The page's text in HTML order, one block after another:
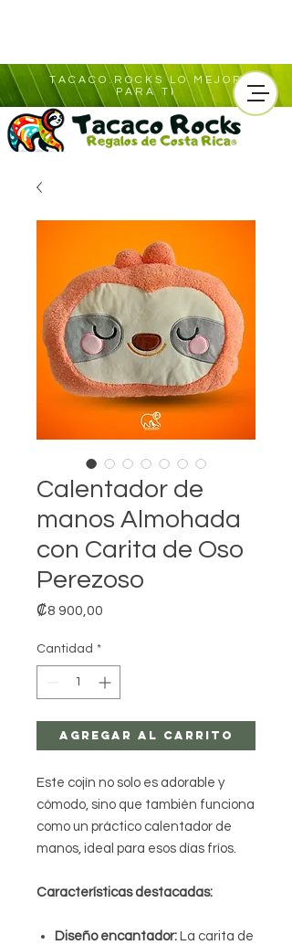
TACACO.ROCKS LO MEJOR
PARA TI
Calentador de
manos Almohada
con Carita de Oso
Perezoso
₡8 900,00
Cantidad *
Agregar al carrito
Este cojín no solo es adorable y
cómodo, sino que también funciona
como un práctico calentador de
manos, ideal para esos días fríos.
Características destacadas:
Diseño encantador: La carita de